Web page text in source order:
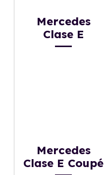
Mercedes
Clase E
Mercedes
Clase E Coupé